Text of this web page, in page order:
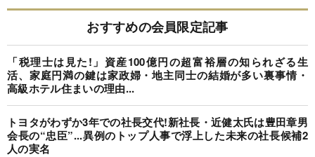
おすすめの会員限定記事
「税理士は見た!」資産100億円の超富裕層の知られざる生
活、家庭円満の鍵は家政婦・地主同士の結婚が多い裏事情・
高級ホテル住まいの理由...
トヨタがわずか3年での社長交代!新社長・近健太氏は豊田章男
会長の“忠臣”...異例のトップ人事で浮上した未来の社長候補2
人の実名